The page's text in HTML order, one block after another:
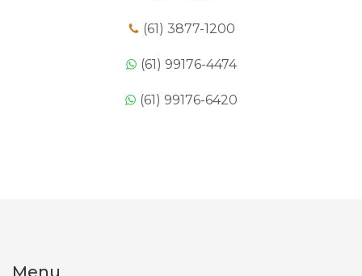
(61) 3877-1200
(61) 99176-4474
(61) 99176-6420
Menu